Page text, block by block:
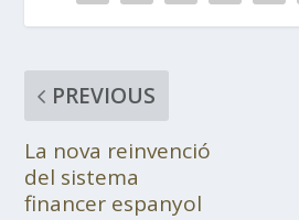
PREVIOUS
La nova reinvenció
del sistema
financer espanyol